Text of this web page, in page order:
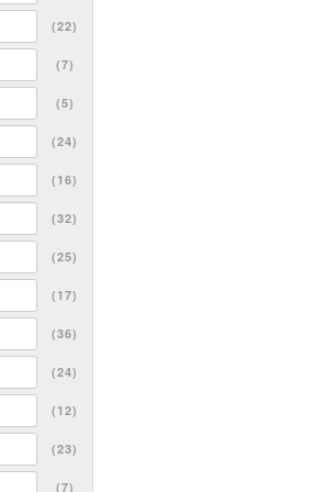
(22)
(7)
(5)
(24)
(16)
(32)
(25)
(17)
(36)
(24)
(12)
(23)
(7)